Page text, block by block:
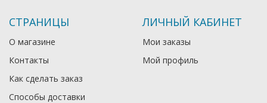
СТРАНИЦЫ
О магазине
Контакты
Как сделать заказ
Способы доставки
ЛИЧНЫЙ КАБИНЕТ
Мои заказы
Мой профиль